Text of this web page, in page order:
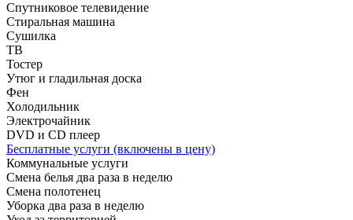
Спутниковое телевидение
Стиральная машина
Сушилка
ТВ
Тостер
Утюг и гладильная доска
Фен
Холодильник
Электрочайник
DVD и CD плеер
Бесплатные услуги (включены в цену)
Коммунальные услуги
Смена белья два раза в неделю
Смена полотенец
Уборка два раза в неделю